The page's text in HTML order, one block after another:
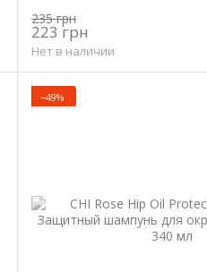
235 грн
223 грн
Нет в наличии
−49%